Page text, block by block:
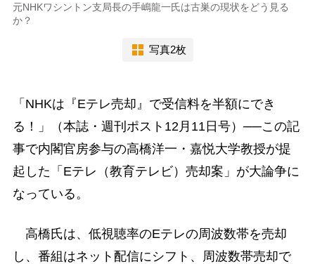
元NHKワシントン支局長の手嶋龍一氏は古巣の現状をどう見る
か？
写真2枚
「NHKは『Eテレ売却』で受信料を半額にでき
る！」（本誌・週刊ポスト12月11日号）──この記
事で内閣官房参与の高橋洋一・嘉悦大学教授が提
起した「Eテレ（教育テレビ）売却案」が大論争に
なっている。
高橋氏は、低視聴率のEテレの周波数帯を売却
し、番組はネット配信にシフト、周波数帯売却で